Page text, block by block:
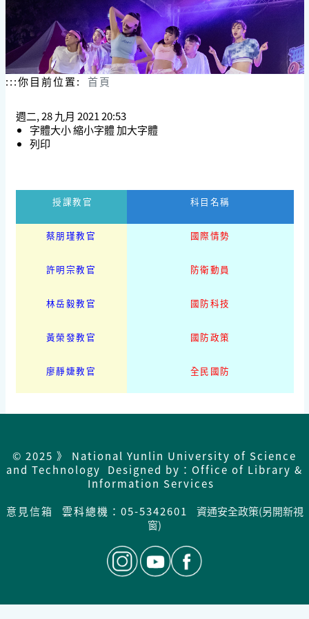
:::你目前位置: 首頁
週二, 28 九月 2021 20:53
字體大小縮小字體加大字體
列印
授課教官 科目名稱
蔡朋瑾教官 國際情勢
許明宗教官 防衛動員
林岳毅教官 國防科技
黃榮發教官 國防政策
廖靜婕教官 全民國防
© 2025 》 National Yunlin University of Science
and Technology Designed by：Office of Library &
Information Services
意見信箱
雲科總機：05-5342601
資通安全政策(另開新視
窗)